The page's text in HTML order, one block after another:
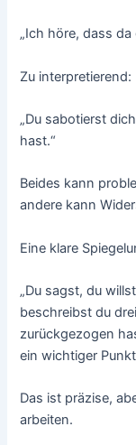
„Ich höre, dass
Zu interpretierend:
„Du sabotierst
hast.“
Beides kann
andere kann
Eine klare
„Du sagst, du
beschreibst du
zurückgezogen
ein wichtiger
Das ist präzise,
arbeiten.